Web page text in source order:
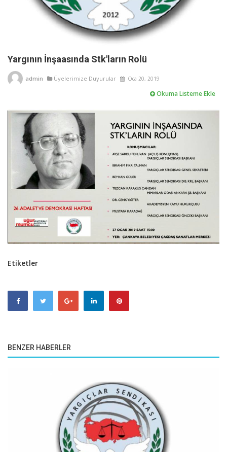
Yargının İnşaasında Stk'ların Rolü
admin Üyelerimize Duyurular Oca 20, 2019
Okuma Listeme Ekle
Etiketler
BENZER HABERLER